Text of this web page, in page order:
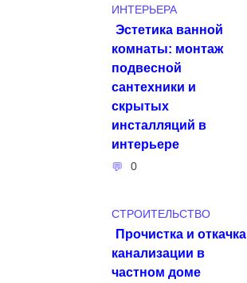
ИНТЕРЬЕРА
Эстетика ванной
комнаты: монтаж
подвесной
сантехники и
скрытых
инсталляций в
интерьере
0
СТРОИТЕЛЬСТВО
Прочистка и откачка
канализации в
частном доме